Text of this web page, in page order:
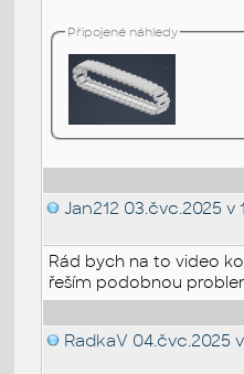
Připojené náhledy
Jan212 03.čvc.2025 v
Rád bych na to video
řeším podobnou
RadkaV 04.čvc.2025